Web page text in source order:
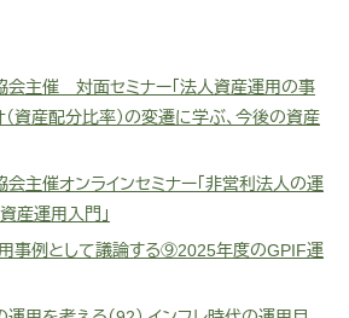
会主催 対面セミナー「法人資産運用の事
資産配分比率）の変遷に学ぶ、今後の資産
主催オンラインセミナー「非営利法人の運
産運用入門」
事例として議論する⑨2025年度のGPIF運